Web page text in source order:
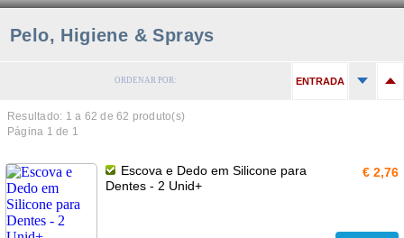
Pelo, Higiene & Sprays
ORDENAR POR: ENTRADA
Resultado: 1 a 62 de 62 produto(s)
Página 1 de 1
Escova e Dedo em Silicone para
Dentes - 2 Unid+
€ 2,76